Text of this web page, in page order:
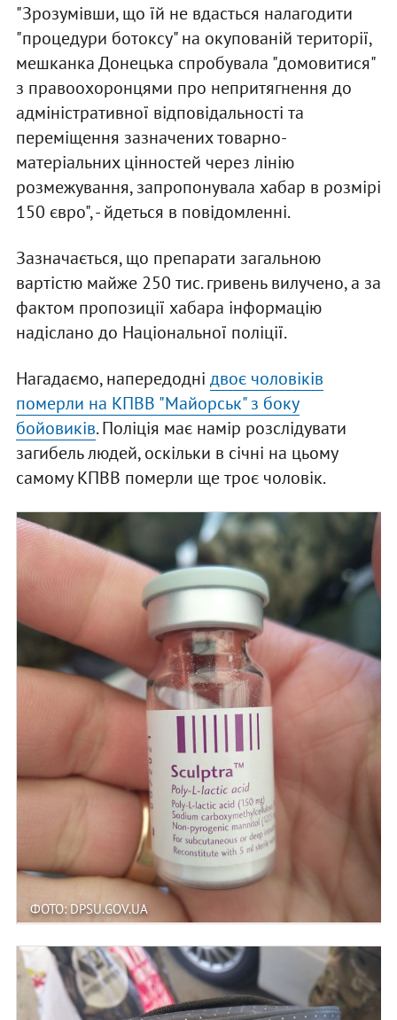
"Зрозумівши, що їй не вдасться налагодити
"процедури ботоксу" на окупованій території,
мешканка Донецька спробувала "домовитися"
з правоохоронцями про непритягнення до
адміністративної відповідальності та
переміщення зазначених товарно-
матеріальних цінностей через лінію
розмежування, запропонувала хабар в розмірі
150 євро", - йдеться в повідомленні.
Зазначається, що препарати загальною
вартістю майже 250 тис. гривень вилучено, а за
фактом пропозиції хабара інформацію
надіслано до Національної поліції.
Нагадаємо, напередодні двоє чоловіків
померли на КПВВ "Майорськ" з боку
бойовиків. Поліція має намір розслідувати
загибель людей, оскільки в січні на цьому
самому КПВВ померли ще троє чоловік.
ФОТО: DPSU.GOV.UA